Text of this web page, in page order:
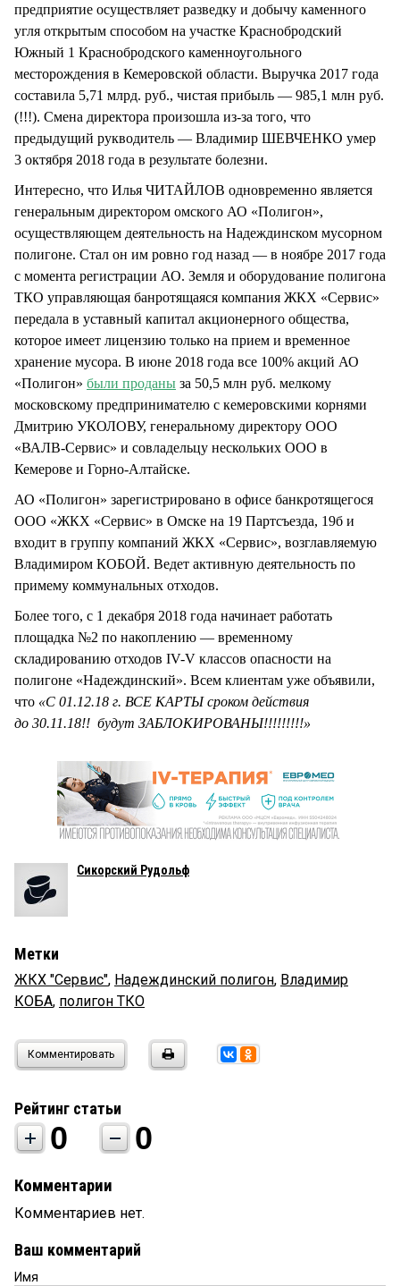
предприятие осуществляет разведку и добычу каменного
угля открытым способом на участке Краснобродский
Южный 1 Краснобродского каменноугольного
месторождения в Кемеровской области. Выручка 2017 года
составила 5,71 млрд. руб., чистая прибыль — 985,1 млн руб.
(!!!). Смена директора произошла из-за того, что
предыдущий рукводитель — Владимир ШЕВЧЕНКО умер
3 октября 2018 года в результате болезни.
Интересно, что Илья ЧИТАЙЛОВ одновременно является
генеральным директором омского АО «Полигон»,
осуществляющем деятельность на Надеждинском мусорном
полигоне. Стал он им ровно год назад — в ноябре 2017 года
с момента регистрации АО. Земля и оборудование полигона
ТКО управляющая банротящаяся компания ЖКХ «Сервис»
передала в уставный капитал акционерного общества,
которое имеет лицензию только на прием и временное
хранение мусора. В июне 2018 года все 100% акций АО
«Полигон» были проданы за 50,5 млн руб. мелкому
московскому предпринимателю с кемеровскими корнями
Дмитрию УКОЛОВУ, генеральному директору ООО
«ВАЛВ-Сервис» и совладельцу нескольких ООО в
Кемерове и Горно-Алтайске.
АО «Полигон» зарегистрировано в офисе банкротящегося
ООО «ЖКХ «Сервис» в Омске на 19 Партсъезда, 19б и
входит в группу компаний ЖКХ «Сервис», возглавляемую
Владимиром КОБОЙ. Ведет активную деятельность по
примему коммунальных отходов.
Более того, с 1 декабря 2018 года начинает работать
площадка №2 по накоплению — временному
складированию отходов IV-V классов опасности на
полигоне «Надеждинский». Всем клиентам уже объявили,
что «С 01.12.18 г. ВСЕ КАРТЫ сроком действия
до 30.11.18!! будут ЗАБЛОКИРОВАНЫ!!!!!!!!!»
Сикорский Рудольф
Метки
ЖКХ "Сервис", Надеждинский полигон, Владимир
КОБА, полигон ТКО
Комментировать
Рейтинг статьи
0 0
Комментарии
Комментариев нет.
Ваш комментарий
Имя